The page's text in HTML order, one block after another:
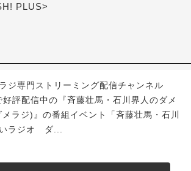
PLUS>
ジ専門ストリーミング配信チャンネル
好評配信中の『斉藤壮馬・石川界人のダメ
ラジ)』の番組イベント「斉藤壮馬・石川
ラジオ ダ...